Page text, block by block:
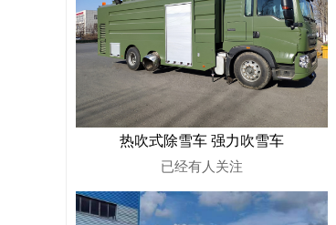
热吹式除雪车 强力吹雪车
已经有人关注